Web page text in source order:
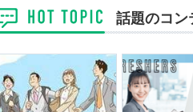
話題のコン